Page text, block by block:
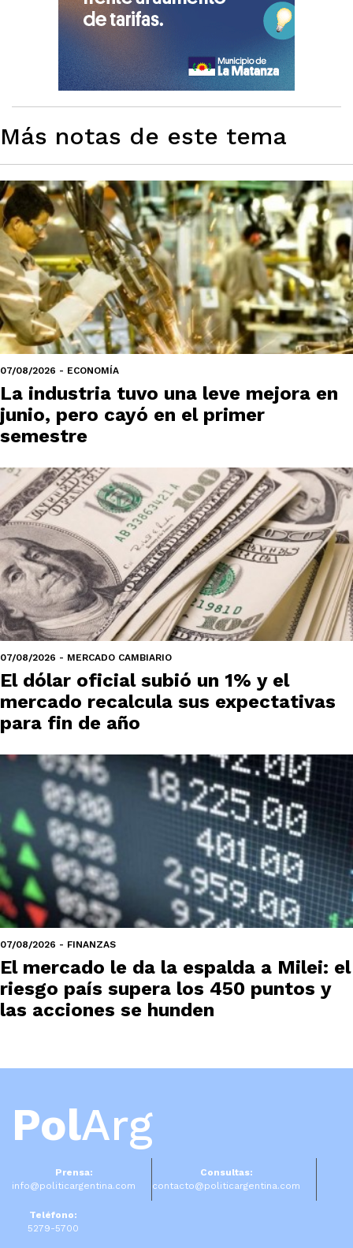
Más notas de este tema
07/08/2026 - ECONOMÍA
La industria tuvo una leve mejora en
junio, pero cayó en el primer
semestre
07/08/2026 - MERCADO CAMBIARIO
El dólar oficial subió un 1% y el
mercado recalcula sus expectativas
para fin de año
07/08/2026 - FINANZAS
El mercado le da la espalda a Milei: el
riesgo país supera los 450 puntos y
las acciones se hunden
PolArg
Prensa:
info@politicargentina.com
Consultas:
contacto@politicargentina.com
Teléfono:
5279-5700